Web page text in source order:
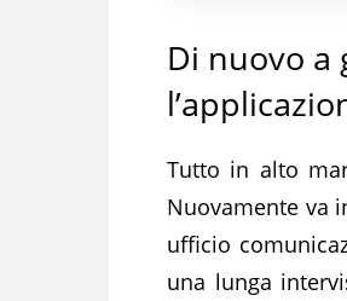
Di nuovo a
Tutto in alto
Nuovamente va
ufficio
una lunga